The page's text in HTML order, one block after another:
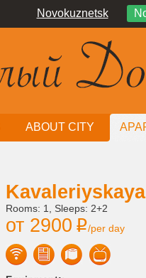
Novokuznetsk
ABOUT CITY
Rooms: 1, Sleeps: 2+2
от 2900 i/per day